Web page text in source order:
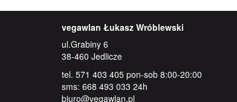
vegawlan Łukasz Wróblewski
ul.Grabiny 6
38-460 Jedlicze
tel. 571 403 405 pon-sob 8:00-20:00
sms: 668 493 033 24h
biuro@vegawlan.pl